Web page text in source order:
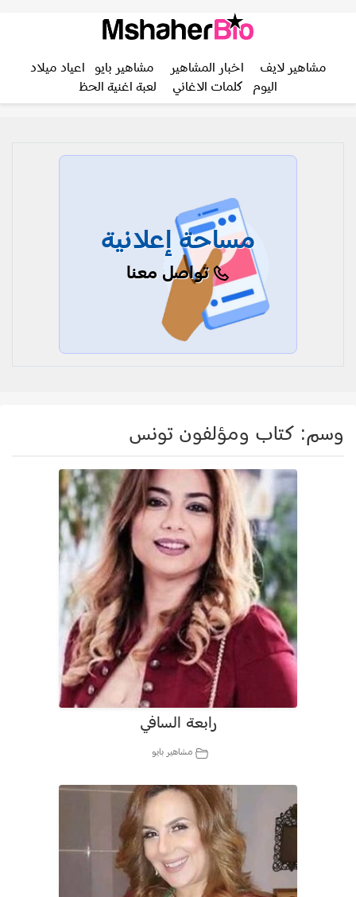
مشاهير لايف اخبار المشاهير مشاهير بايو
اعياد ميلاد
اليوم
كلمات الاغاني لعبة اغنية الحظ
مساحة إعلانية
تواصل معنا
وسم: كتاب ومؤلفون تونس
رابعة السافي
مشاهير بايو